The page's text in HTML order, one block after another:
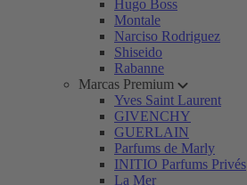
Hugo Boss
Montale
Narciso Rodriguez
Shiseido
Rabanne
Marcas Premium
Yves Saint Laurent
GIVENCHY
GUERLAIN
Parfums de Marly
INITIO Parfums Privés
La Mer